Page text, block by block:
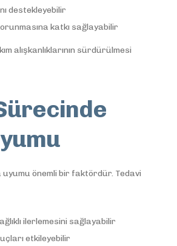
destekleyebilir
korunmasına katkı sağlayabilir
alışkanlıklarının sürdürülmesi
önemli bir faktördür. Tedavi
ilerlemesini sağlayabilir
etkileyebilir